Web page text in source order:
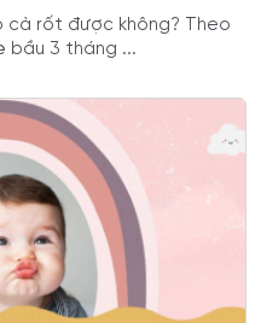
cà rốt được không? Theo
bầu 3 tháng ...